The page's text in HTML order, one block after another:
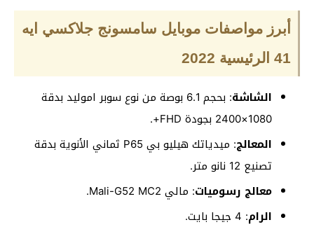
أبرز مواصفات موبايل سامسونج جلاكسي ايه
41 الرئيسية 2022
الشاشة
: بحجم 6.1 بوصة من نوع سوبر اموليد بدقة
1080×2400 بجودة FHD+.
المعالج
: ميدياتك هيليو بي P65 ثماني الأنوية بدقة
تصنيع 12 نانو متر.
معالج رسوميات: مالي Mali-G52 MC2.
الرام: 4 جيجا بايت.